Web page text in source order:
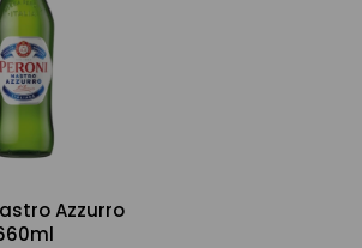
Azzurro